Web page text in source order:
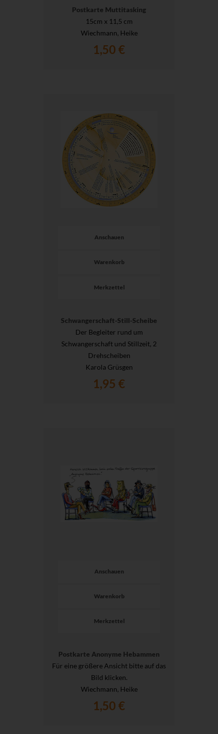
Postkarte Muttitasking
15cm x 11,5 cm
Wiechmann, Heike
1,50 €
Anschauen
Warenkorb
Merkzettel
Schwangerschaft-Still-Scheibe
Der Begleiter rund um
Schwangerschaft und Stillzeit, 2
Drehscheiben
Karola Grüsgen
1,95 €
Anschauen
Warenkorb
Merkzettel
Postkarte Anonyme Hebammen
Für eine größere Ansicht bitte auf das
Bild klicken.
Wiechmann, Heike
1,50 €